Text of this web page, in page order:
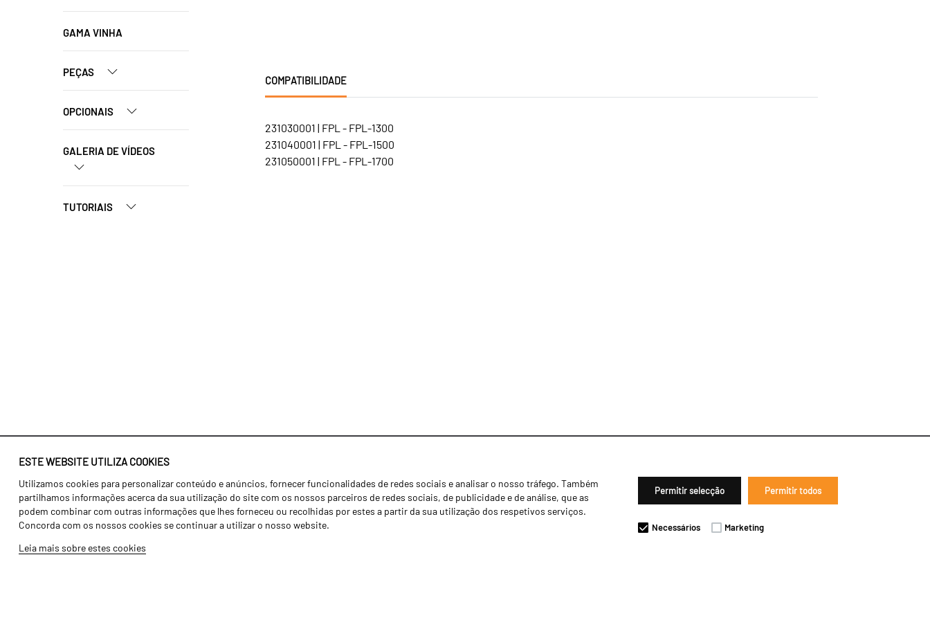
ESTE WEBSITE UTILIZA COOKIES
Utilizamos cookies para personalizar conteúdo e anúncios, fornecer funcionalidades de redes sociais e analisar o nosso tráfego. Também
partilhamos informações acerca da sua utilização do site com os nossos parceiros de redes sociais, de publicidade e de análise, que as
podem combinar com outras informações que lhes forneceu ou recolhidas por estes a partir da sua utilização dos respetivos serviços.
Concorda com os nossos cookies se continuar a utilizar o nosso website.
Leia mais sobre estes cookies
Permitir selecção Permitir todos
Necessários Marketing
GAMA VINHA
PEÇAS
OPCIONAIS
GALERIA DE VÍDEOS
TUTORIAIS
COMPATIBILIDADE
231030001 | FPL - FPL-1300
231040001 | FPL - FPL-1500
231050001 | FPL - FPL-1700
Identidade
História
Fábrica / Produção
Recursos Humanos
Agricultura
Transportes
Gama Floresta
Notícias
Concessionários